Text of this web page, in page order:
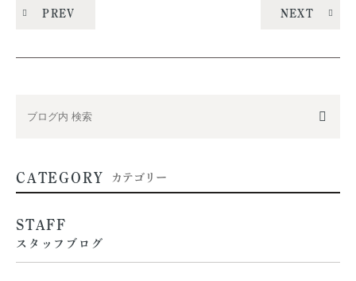
PREV NEXT
CATEGORY カテゴリー
STAFF
スタッフブログ